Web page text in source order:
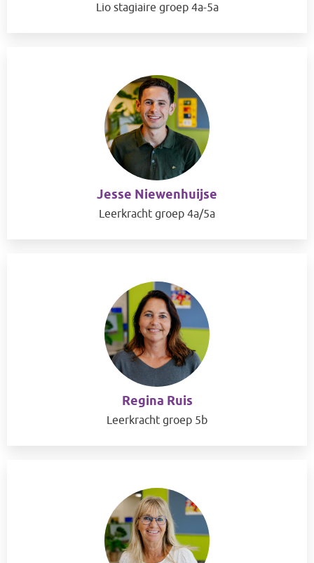
Lio stagiaire groep 4a-5a
Jesse Niewenhuijse
Leerkracht groep 4a/5a
Regina Ruis
Leerkracht groep 5b